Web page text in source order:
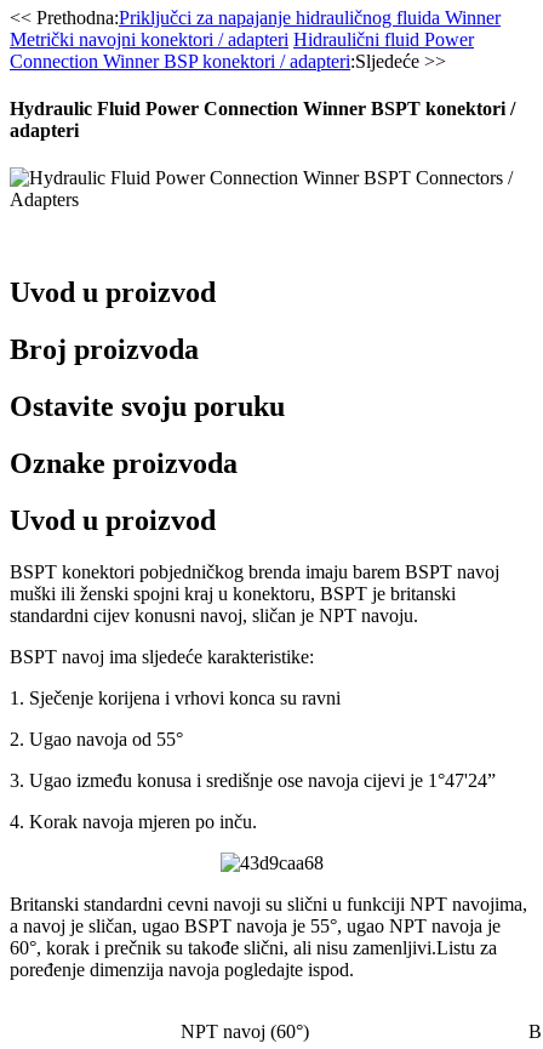
<< Prethodna:Priključci za napajanje hidrauličnog fluida Winner
Metrički navojni konektori / adapteri Hidraulični fluid Power
Connection Winner BSP konektori / adapteri:Sljedeće >>
Hydraulic Fluid Power Connection Winner BSPT konektori /
adapteri
Uvod u proizvod
Broj proizvoda
Ostavite svoju poruku
Oznake proizvoda
Uvod u proizvod
BSPT konektori pobjedničkog brenda imaju barem BSPT navoj
muški ili ženski spojni kraj u konektoru, BSPT je britanski
standardni cijev konusni navoj, sličan je NPT navoju.
BSPT navoj ima sljedeće karakteristike:
1. Sječenje korijena i vrhovi konca su ravni
2. Ugao navoja od 55°
3. Ugao između konusa i središnje ose navoja cijevi je 1°47'24”
4. Korak navoja mjeren po inču.
Britanski standardni cevni navoji su slični u funkciji NPT navojima,
a navoj je sličan, ugao BSPT navoja je 55°, ugao NPT navoja je
60°, korak i prečnik su takođe slični, ali nisu zamenljivi.Listu za
poređenje dimenzija navoja pogledajte ispod.
NPT navoj (60°)